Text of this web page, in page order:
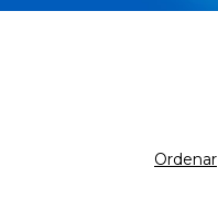
Ordenar